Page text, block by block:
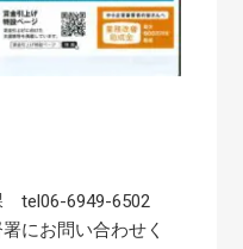
tel06-6949-6502
にお問い合わせく